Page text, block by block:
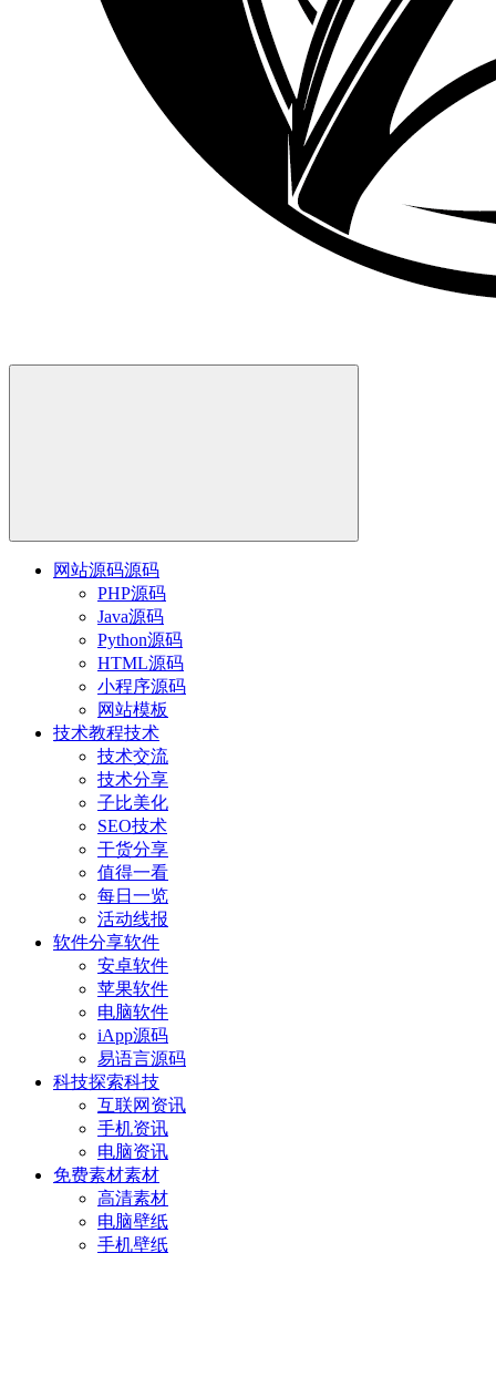
网站源码源码
PHP源码
Java源码
Python源码
HTML源码
小程序源码
网站模板
技术教程技术
技术交流
技术分享
子比美化
SEO技术
干货分享
值得一看
每日一览
活动线报
软件分享软件
安卓软件
苹果软件
电脑软件
iApp源码
易语言源码
科技探索科技
互联网资讯
手机资讯
电脑资讯
免费素材素材
高清素材
电脑壁纸
手机壁纸